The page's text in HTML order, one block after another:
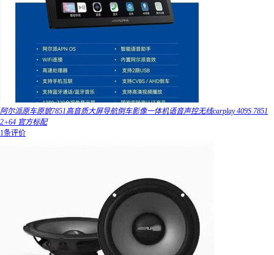
阿尔派原车原貌7851高音质大屏导航倒车影像一体机语音声控无线carplay 409S 7851
2+64 官方标配
1条评价